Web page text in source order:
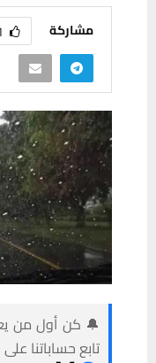
مشاركة
🔔 كن أول من
تابع حساباتنا